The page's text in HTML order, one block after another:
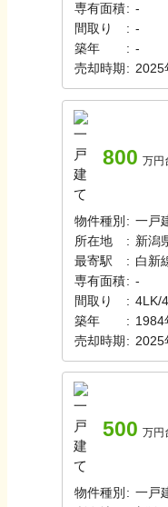
専有面積: -
間取り
: -
築年
: -
売却時期 : 2025
800 万円
物件種別 : 一戸
所在地
: 新潟
最寄駅
: 白新
専有面積: -
間取り
: 4LK/
築年
: 1984
売却時期 : 2025
500 万円
物件種別 : 一戸